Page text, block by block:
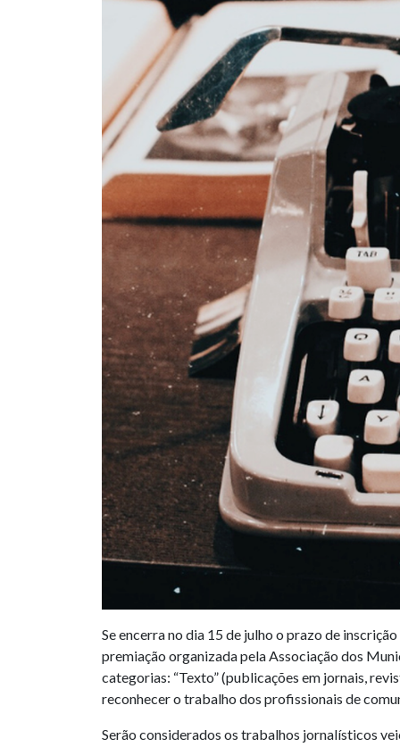
Se encerra no dia 15 de julho o prazo de
premiação organizada pela Associação dos
categorias: “Texto” (publicações em jornais,
reconhecer o trabalho dos profissionais de
Serão considerados os trabalhos jornalísticos